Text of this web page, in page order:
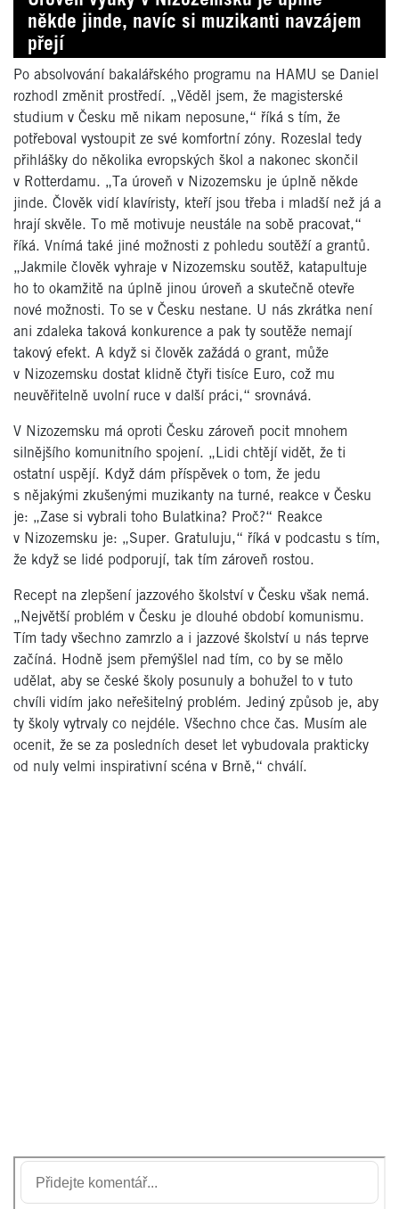
někde jinde, navíc si muzikanti navzájem
přejí
Po absolvování bakalářského programu na HAMU se Daniel
rozhodl změnit prostředí. „Věděl jsem, že magisterské
studium v Česku mě nikam neposune,“ říká s tím, že
potřeboval vystoupit ze své komfortní zóny. Rozeslal tedy
přihlášky do několika evropských škol a nakonec skončil
v Rotterdamu. „Ta úroveň v Nizozemsku je úplně někde
jinde. Člověk vidí klavíristy, kteří jsou třeba i mladší než já a
hrají skvěle. To mě motivuje neustále na sobě pracovat,“
říká. Vnímá také jiné možnosti z pohledu soutěží a grantů.
„Jakmile člověk vyhraje v Nizozemsku soutěž, katapultuje
ho to okamžitě na úplně jinou úroveň a skutečně otevře
nové možnosti. To se v Česku nestane. U nás zkrátka není
ani zdaleka taková konkurence a pak ty soutěže nemají
takový efekt. A když si člověk zažádá o grant, může
v Nizozemsku dostat klidně čtyři tisíce Euro, což mu
neuvěřitelně uvolní ruce v další práci,“ srovnává.
V Nizozemsku má oproti Česku zároveň pocit mnohem
silnějšího komunitního spojení. „Lidi chtějí vidět, že ti
ostatní uspějí. Když dám příspěvek o tom, že jedu
s nějakými zkušenými muzikanty na turné, reakce v Česku
je: „Zase si vybrali toho Bulatkina? Proč?“ Reakce
v Nizozemsku je: „Super. Gratuluju,“ říká v podcastu s tím,
že když se lidé podporují, tak tím zároveň rostou.
Recept na zlepšení jazzového školství v Česku však nemá.
„Největší problém v Česku je dlouhé období komunismu.
Tím tady všechno zamrzlo a i jazzové školství u nás teprve
začíná. Hodně jsem přemýšlel nad tím, co by se mělo
udělat, aby se české školy posunuly a bohužel to v tuto
chvíli vidím jako neřešitelný problém. Jediný způsob je, aby
ty školy vytrvaly co nejdéle. Všechno chce čas. Musím ale
ocenit, že se za posledních deset let vybudovala prakticky
od nuly velmi inspirativní scéna v Brně,“ chválí.